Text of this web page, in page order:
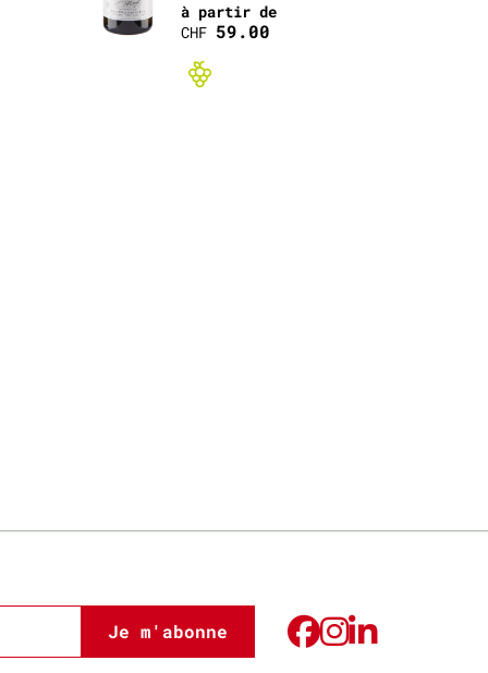
certifiéà partir de
CHF 59.00
Bio non-
Je m'abonne